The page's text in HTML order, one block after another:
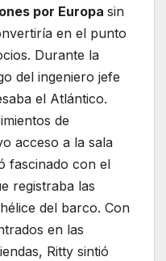
por Europa sin
en el punto
Durante la
del ingeniero jefe
el Atlántico.
de
acceso a la sala
fascinado con el
registraba las
del barco. Con
en las
Ritty sintió